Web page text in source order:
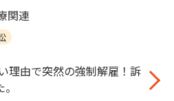
関連
理由で突然の強制解雇！訴